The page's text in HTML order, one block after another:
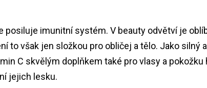
posiluje imunitní systém. V beauty odvětví je
to však jen složkou pro obličej a tělo. Jako silný
C skvělým doplňkem také pro vlasy a
jejich lesku.